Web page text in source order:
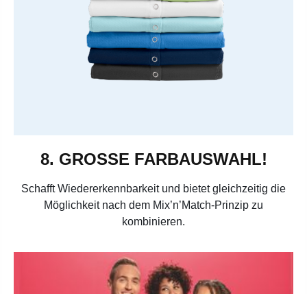
8. GROSSE FARBAUSWAHL!
Schafft Wiedererkennbarkeit und bietet gleichzeitig die
Möglichkeit nach dem Mix’n’Match-Prinzip zu
kombinieren.